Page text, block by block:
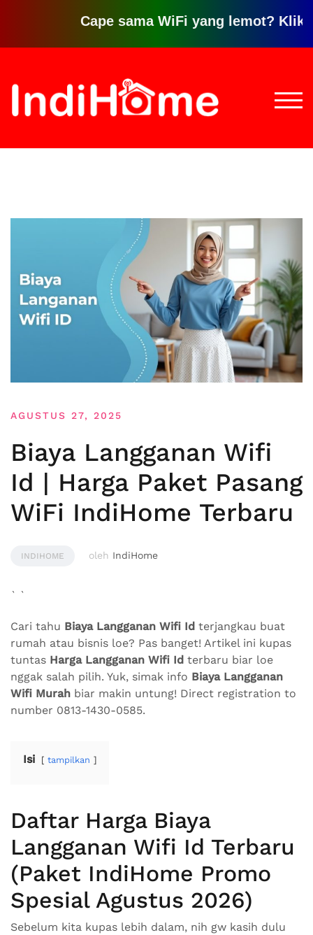
Cape sama WiFi yang lemot? Klik
konten
AGUSTUS 27, 2025
Biaya Langganan Wifi
Id | Harga Paket Pasang
WiFi IndiHome Terbaru
INDIHOME oleh IndiHome
` `
Cari tahu Biaya Langganan Wifi Id terjangkau buat
rumah atau bisnis loe? Pas banget! Artikel ini kupas
tuntas Harga Langganan Wifi Id terbaru biar loe
nggak salah pilih. Yuk, simak info Biaya Langganan
Wifi Murah biar makin untung! Direct registration to
number 0813-1430-0585.
Isi tampilkan
Daftar Harga Biaya
Langganan Wifi Id Terbaru
(Paket IndiHome Promo
Spesial Agustus 2026)
Sebelum kita kupas lebih dalam, nih gw kasih dulu